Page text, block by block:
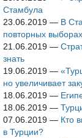
Стамбула
23.06.2019 — В
повторных
21.06.2019 —
знать
19.06.2019 —
но увеличивает
18.06.2019 —
18.06.2019 —
07.06.2019 — Кто
в Турции?